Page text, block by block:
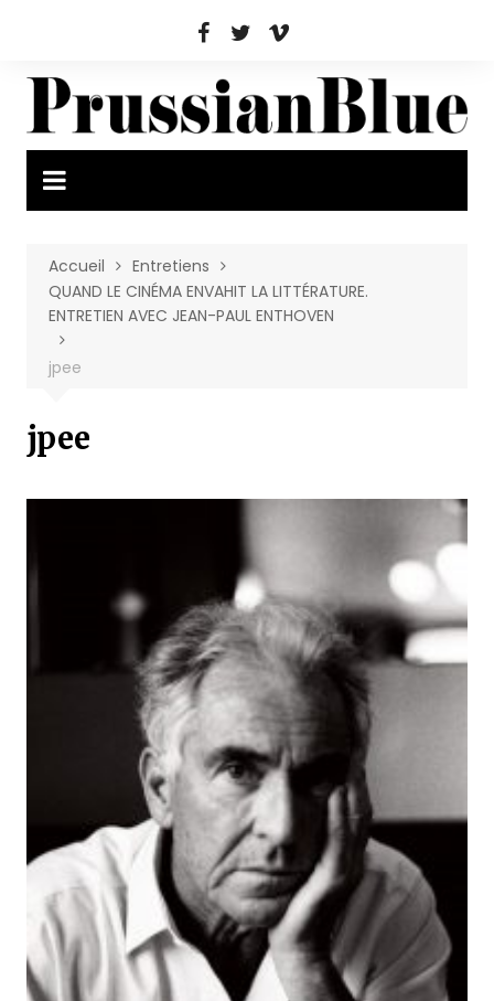
Accueil
Entretiens
QUAND LE CINÉMA ENVAHIT LA LITTÉRATURE.
ENTRETIEN AVEC JEAN-PAUL ENTHOVEN
jpee
jpee